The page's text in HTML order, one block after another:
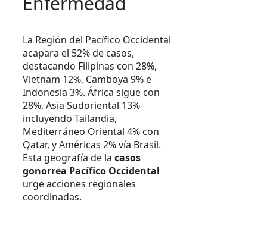
La Región del Pacífico Occidental
acapara el 52% de casos,
destacando Filipinas con 28%,
Vietnam 12%, Camboya 9% e
Indonesia 3%. África sigue con
28%, Asia Sudoriental 13%
incluyendo Tailandia,
Mediterráneo Oriental 4% con
Qatar, y Américas 2% vía Brasil.
Esta geografía de la casos
gonorrea Pacífico Occidental
urge acciones regionales
coordinadas.